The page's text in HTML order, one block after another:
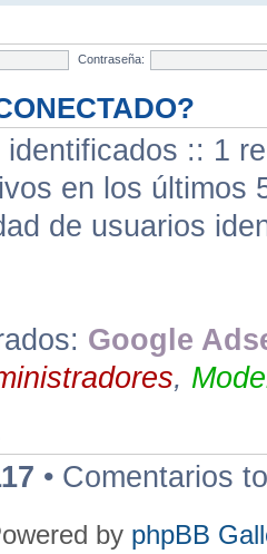
Contraseña:
identificados :: 1
en los últimos
de usuarios
Google
,
• Comentarios
by phpBB